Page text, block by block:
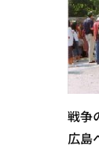
戦争
広島